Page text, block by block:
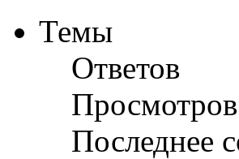
Темы
Ответов
Просмотров
Последнее